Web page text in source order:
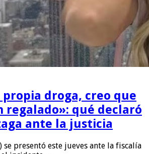
propia droga, creo que
regalado»: qué declaró
ante la justicia
se presentó este jueves ante la fiscalía